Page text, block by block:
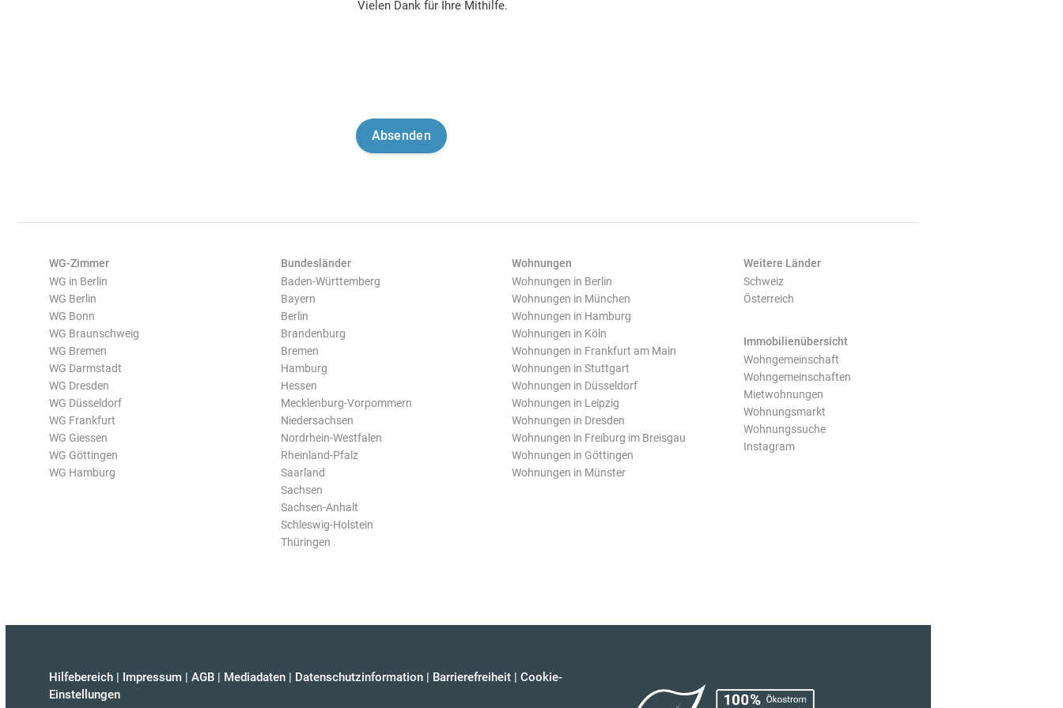
Vielen Dank für Ihre Mithilfe.
WG-Zimmer
WG in Berlin
WG Berlin
WG Bonn
WG Braunschweig
WG Bremen
WG Darmstadt
WG Dresden
WG Düsseldorf
WG Frankfurt
WG Giessen
WG Göttingen
WG Hamburg
Bundesländer
Baden-Württemberg
Bayern
Berlin
Brandenburg
Bremen
Hamburg
Hessen
Mecklenburg-Vorpommern
Niedersachsen
Nordrhein-Westfalen
Rheinland-Pfalz
Saarland
Sachsen
Sachsen-Anhalt
Schleswig-Holstein
Thüringen
Wohnungen
Wohnungen in Berlin
Wohnungen in München
Wohnungen in Hamburg
Wohnungen in Köln
Wohnungen in Frankfurt am Main
Wohnungen in Stuttgart
Wohnungen in Düsseldorf
Wohnungen in Leipzig
Wohnungen in Dresden
Wohnungen in Freiburg im Breisgau
Wohnungen in Göttingen
Wohnungen in Münster
Weitere Länder
Schweiz
Österreich
Immobilienübersicht
Wohngemeinschaft
Wohngemeinschaften
Mietwohnungen
Wohnungsmarkt
Wohnungssuche
Instagram
Hilfebereich | Impressum | AGB | Mediadaten | Datenschutzinformation | Barrierefreiheit | Cookie-
Einstellungen